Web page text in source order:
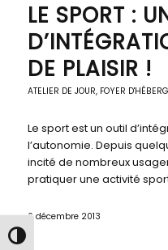
Passer en contraste élevé
LE SPORT :
DE PLAISIR !
ATELIER DE JOUR, FOYER
Le sport est un outil
l’autonomie. Depuis
incité de nombreux
pratiquer une activité
6 décembre 2013